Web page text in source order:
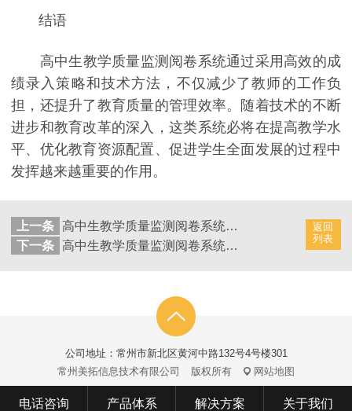
结语
高中生教学质量监测阅卷系统通过采用高效的成
绩录入策略和技术方法，不仅减少了教师的工作负
担，还提升了教育质量的管理效率。随着技术的不断
进步和教育改革的深入，这类系统必将在提高教学水
平、优化教育资源配置、促进学生全面发展的过程中
发挥越来越重要的作用。
返回
列表
上一条
高中生教学质量监测阅卷系统：实现学生成绩快速录入策略
下一条
高中生教学质量监测阅卷系统：实现学生成绩智能分析方案
公司地址：常州市新北区黄河中路132号4号楼301
常州美拓信息技术有限公司
版权所有 网站地图
电话咨询 产品体系 解决方案 关于我们